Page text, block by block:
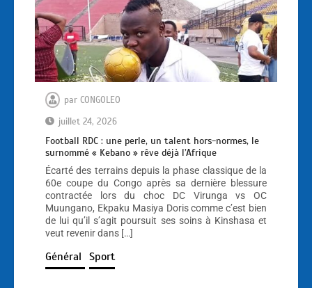
par CONGOLEO
juillet 24, 2026
Football RDC : une perle, un talent hors-normes, le
surnommé « Kebano » rêve déjà l’Afrique
Écarté des terrains depuis la phase classique de la
60e coupe du Congo après sa dernière blessure
contractée lors du choc DC Virunga vs OC
Muungano, Ekpaku Masiya Doris comme c’est bien
de lui qu’il s’agit poursuit ses soins à Kinshasa et
veut revenir dans […]
Général Sport